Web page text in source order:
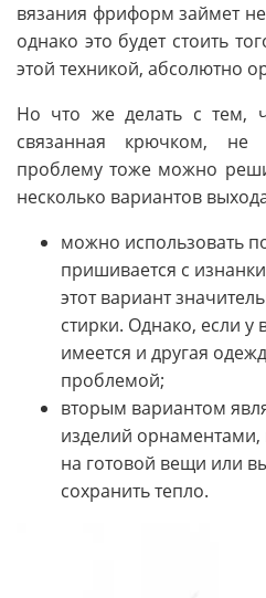
вязания фриформ займет
однако это будет стоить
этой техникой, абсолютно
Но что же делать с тем,
связанная крючком, не
проблему тоже можно
несколько вариантов
можно использовать
пришивается с
этот вариант
стирки. Однако, если
имеется и другая
проблемой;
вторым вариантом
изделий
на готовой вещи или
сохранить тепло.